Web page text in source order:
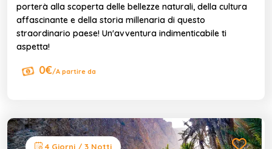
porterà alla scoperta delle bellezze naturali, della cultura
affascinante e della storia millenaria di questo
straordinario paese! Un'avventura indimenticabile ti
aspetta!
0€/A partire da
4 Giorni / 3 Notti